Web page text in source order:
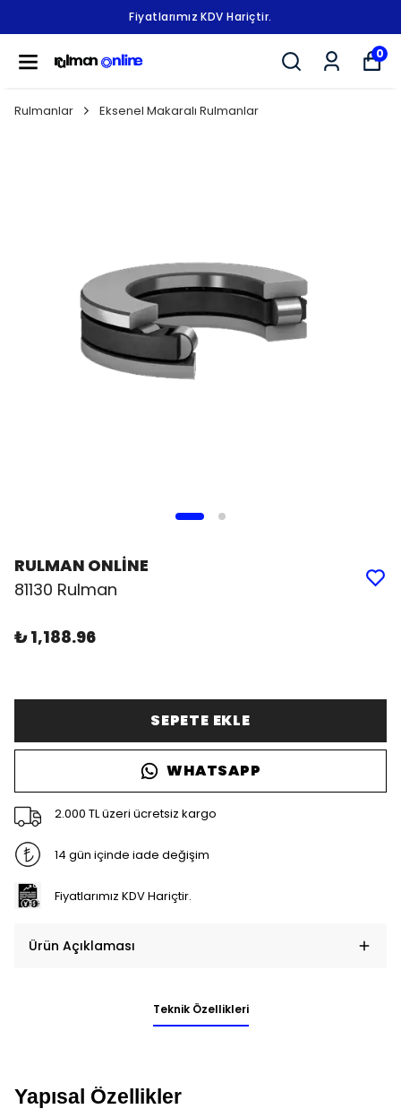
Fiyatlarımız KDV Hariçtir.
0
Rulmanlar Eksenel Makaralı Rulmanlar
RULMAN ONLİNE
81130 Rulman
₺ 1,188.96
SEPETE EKLE
WHATSAPP
2.000 TL üzeri ücretsiz kargo
14 gün içinde iade değişim
Fiyatlarımız KDV Hariçtir.
Ürün Açıklaması
Teknik Özellikleri
Yapısal Özellikler